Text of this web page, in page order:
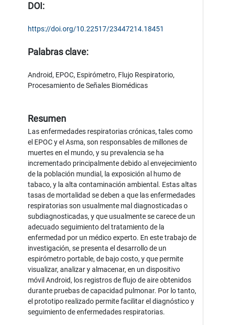
DOI:
https://doi.org/10.22517/23447214.18451
Palabras clave:
Android, EPOC, Espirómetro, Flujo Respiratorio,
Procesamiento de Señales Biomédicas
Resumen
Las enfermedades respiratorias crónicas, tales como
el EPOC y el Asma, son responsables de millones de
muertes en el mundo, y su prevalencia se ha
incrementado principalmente debido al envejecimiento
de la población mundial, la exposición al humo de
tabaco, y la alta contaminación ambiental. Estas altas
tasas de mortalidad se deben a que las enfermedades
respiratorias son usualmente mal diagnosticadas o
subdiagnosticadas, y que usualmente se carece de un
adecuado seguimiento del tratamiento de la
enfermedad por un médico experto. En este trabajo de
investigación, se presenta el desarrollo de un
espirómetro portable, de bajo costo, y que permite
visualizar, analizar y almacenar, en un dispositivo
móvil Android, los registros de flujo de aire obtenidos
durante pruebas de capacidad pulmonar. Por lo tanto,
el prototipo realizado permite facilitar el diagnóstico y
seguimiento de enfermedades respiratorias.